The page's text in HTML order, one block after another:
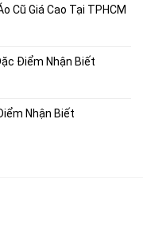
Cũ Giá Cao Tại TPHCM
Điểm Nhận Biết
Nhận Biết